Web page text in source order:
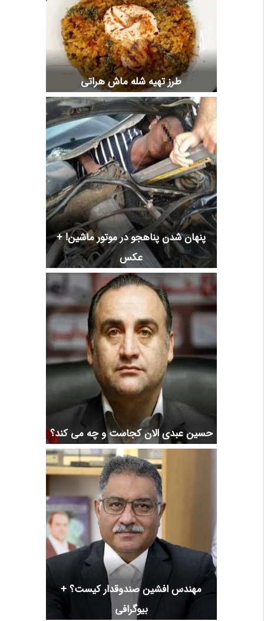
طرز تهیه شله ماش هراتی
پنهان شدن پناهجو در موتور ماشین! +
عکس
حسین عبدی الان کجاست و چه می کند؟
مهندس افشین صندوقدار کیست؟ +
بیوگرافی